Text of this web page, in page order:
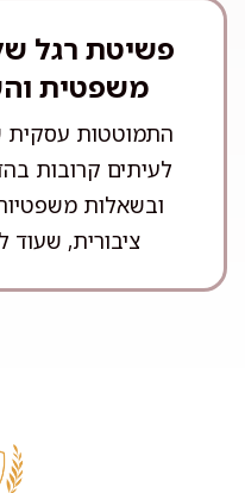
פשיטת רגל
משפטית
התמוטטות עסקית
לעיתים קרובות
ובשאלות
ציבורית, שעוד